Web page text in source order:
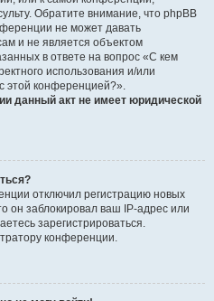
Обратите внимание, что phpBB
не может давать
и не является объектом
в ответе на вопрос «С кем
использования и/или
этой конференцией?».
данный акт не имеет юридической
отключил регистрацию новых
он заблокировал ваш IP-адрес или
зарегистрироваться.
конференции.